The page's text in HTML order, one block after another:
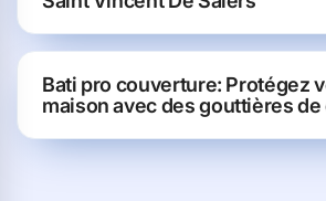
Bati pro couverture: Protégez
maison avec des gouttières de